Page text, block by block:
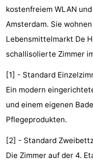
Het
-
(mit
Lastminutes
Attraktionen
kostenfreiem WLAN
Amsterdam. Sie
Lebensmittelmarkt De
schallisolierte Zimmer
[1] - Standard
Ein modern
und einem eigenen
Pflegeprodukten.
[2] - Standard
Die Zimmer auf der 4.